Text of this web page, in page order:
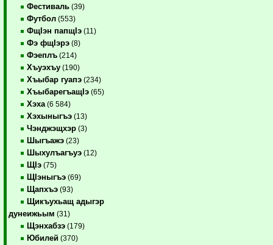
Фестиваль (39)
Футбол (553)
ФщIэн папщIэ (11)
Фэ фщIэрэ (8)
Фэеплъ (214)
Хъуэхъу (190)
Хъыбар гуапэ (234)
ХъыбарегъащIэ (65)
Хэха (6 584)
Хэхыныгъэ (13)
Чэнджэщхэр (3)
Шыгъажэ (23)
Шыхулъагъуэ (12)
ЩIэ (75)
ЩIэныгъэ (69)
Щапхъэ (93)
Щикъухьащ адыгэр
дунеижьым (31)
Щэнхабзэ (179)
Юбилей (370)